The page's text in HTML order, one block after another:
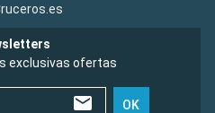
exclusivas ofertas
OK